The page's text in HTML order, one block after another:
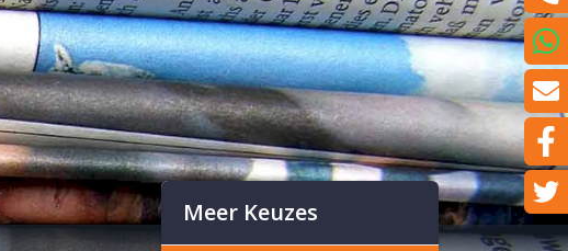
Belangrijke informatie en Tips
Formulieren
Vraag hier een offerte
Werkgevers
Spaardiensten
Pensioen
Hypotheekadvisering
Meer Keuzes